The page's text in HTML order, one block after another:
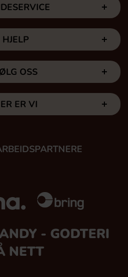
HJELP
OSS
ER VI
- GODTERI
NETT